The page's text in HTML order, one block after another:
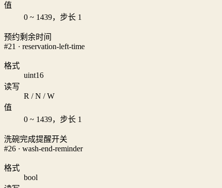
值
0 ~ 1439，步长 1
预约剩余时间
#21 · reservation-left-time
格式
uint16
读写
R / N / W
值
0 ~ 1439，步长 1
洗碗完成提醒开关
#26 · wash-end-reminder
格式
bool